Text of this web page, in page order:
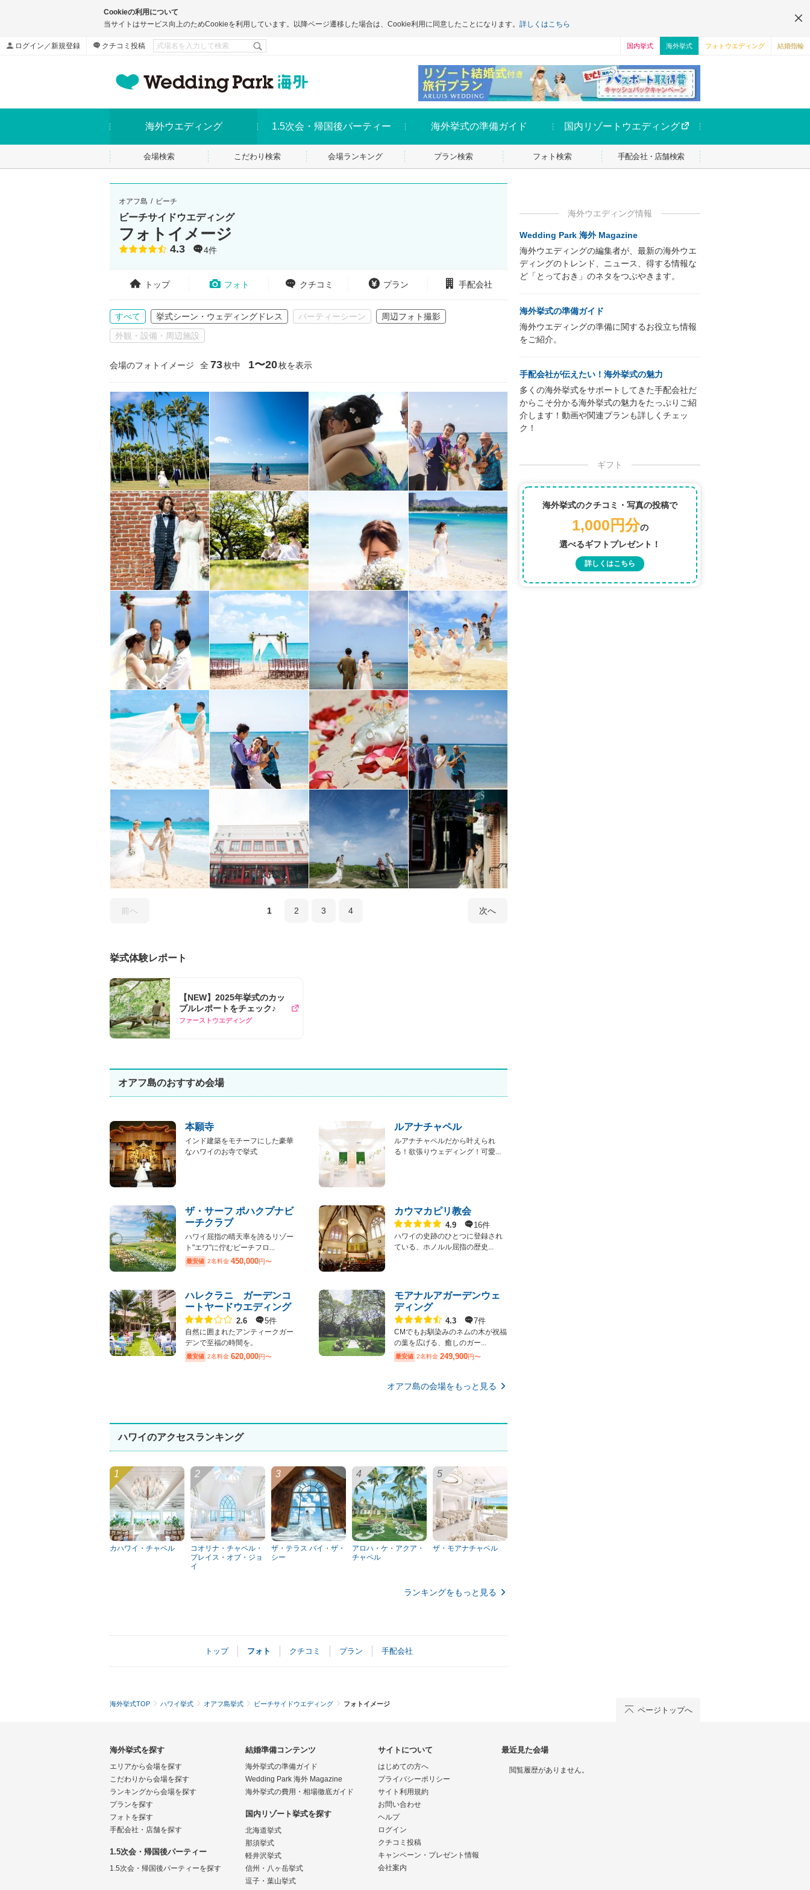
Cookieの利用について
当サイトはサービス向上のためCookieを利用しています。以降ページ遷移した場合は、Cookie利用に同意したことになります。 詳しくはこちら
ログイン／新規登録 クチコミ投稿 国内挙式 海外挙式 フォトウエディング 結婚指輪
海外ウエディング 1.5次会・帰国後パーティー 海外挙式の準備ガイド 国内リゾートウエディング
会場検索 こだわり検索 会場ランキング プラン検索 フォト検索 手配会社・店舗検索
オアフ島 ビーチ
ビーチサイドウエディング
フォトイメージ
点数
4.3 4件
トップ フォト クチコミ プラン 手配会社
すべて 挙式シーン・ウェディングドレス パーティーシーン
周辺フォト撮影
外観・設備・周辺施設
会場のフォトイメージ 全73枚中 1〜20枚を表示
前へ 1 2 3 4 次へ
挙式体験レポート
【NEW】2025年挙式のカッ
プルレポートをチェック♪
ファーストウエディング
オアフ島のおすすめ会場
本願寺
インド建築をモチーフにした豪華
なハワイのお寺で挙式
ルアナチャペル
ルアナチャペルだから叶えられ
る！欲張りウェディング！可愛...
ザ・サーフ ポハクプナビ
ーチクラブ
ハワイ屈指の晴天率を誇るリゾー
ト"エワ"に佇むビーチフロ...
最安値 2名料金 450,000円〜
カウマカピリ教会
点数
4.9 16件
ハワイの史跡のひとつに登録され
ている、ホノルル屈指の歴史...
ハレクラニ ガーデンコ
ートヤードウエディング
点数
2.6 5件
自然に囲まれたアンティークガー
デンで至福の時間を。
最安値 2名料金 620,000円〜
モアナルアガーデンウェ
ディング
点数
4.3 7件
CMでもお馴染みのネムの木が祝福
の葉を広げる、癒しのガー...
最安値 2名料金 249,900円〜
オアフ島の会場をもっと見る
ハワイのアクセスランキング
カハワイ・チャペル
コオリナ・チャペル・
プレイス・オブ・ジョ
イ
ザ・テラス バイ・ザ・
シー
アロハ・ケ・アクア・
チャペル
ザ・モアナチャペル
ランキングをもっと見る
トップ フォト クチコミ プラン 手配会社
海外ウエディング情報
Wedding Park 海外 Magazine
海外ウエディングの編集者が、最新の海外ウエ
ディングのトレンド、ニュース、得する情報な
ど「とっておき」のネタをつぶやきます。
海外挙式の準備ガイド
海外ウエディングの準備に関するお役立ち情報
をご紹介。
手配会社が伝えたい！海外挙式の魅力
多くの海外挙式をサポートしてきた手配会社だ
からこそ分かる海外挙式の魅力をたっぷりご紹
介します！動画や関連プランも詳しくチェッ
ク！
ギフト
海外挙式のクチコミ・写真の投稿で
1,000円分の
選べるギフトプレゼント！
詳しくはこちら
海外挙式TOP ハワイ挙式 オアフ島挙式 ビーチサイドウエディング フォトイメージ
海外挙式を探す
エリアから会場を探す
こだわりから会場を探す
ランキングから会場を探す
プランを探す
フォトを探す
手配会社・店舗を探す
1.5次会・帰国後パーティー
1.5次会・帰国後パーティーを探す
結婚準備コンテンツ
海外挙式の準備ガイド
Wedding Park 海外 Magazine
海外挙式の費用・相場徹底ガイド
国内リゾート挙式を探す
北海道挙式
那須挙式
軽井沢挙式
信州・八ヶ岳挙式
逗子・葉山挙式
サイトについて
はじめての方へ
プライバシーポリシー
サイト利用規約
お問い合わせ
ヘルプ
ログイン
クチコミ投稿
キャンペーン・プレゼント情報
会社案内
最近見た会場
閲覧履歴がありません。
ページトップへ